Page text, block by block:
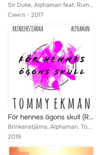
Sir Duke, Alphaman feat. Rumpunch
Сингл
2017
För hennes ögons skull (Radio Version)
Brinkenstjärna, Alphaman, Tommy Ekman
2019